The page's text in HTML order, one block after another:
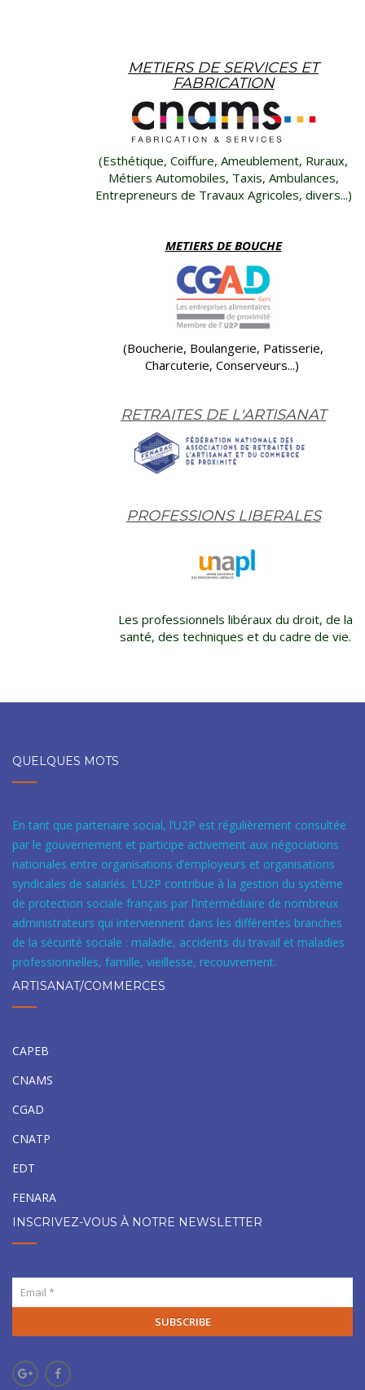
METIERS DE SERVICES ET
FABRICATION
(Esthétique, Coiffure, Ameublement, Ruraux,
Métiers Automobiles, Taxis, Ambulances,
Entrepreneurs de Travaux Agricoles, divers...)
METIERS DE BOUCHE
(Boucherie, Boulangerie, Patisserie,
Charcuterie, Conserveurs...)
RETRAITES DE L'ARTISANAT
PROFESSIONS LIBERALES
Les professionnels libéraux du droit, de la
santé, des techniques et du cadre de vie.
QUELQUES MOTS
En tant que partenaire social, l’U2P est régulièrement consultée
par le gouvernement et participe activement aux négociations
nationales entre organisations d’employeurs et organisations
syndicales de salariés. L’U2P contribue à la gestion du système
de protection sociale français par l’intermédiaire de nombreux
administrateurs qui interviennent dans les différentes branches
de la sécurité sociale : maladie, accidents du travail et maladies
professionnelles, famille, vieillesse, recouvrement.
ARTISANAT/COMMERCES
CAPEB
CNAMS
CGAD
CNATP
EDT
FENARA
INSCRIVEZ-VOUS À NOTRE NEWSLETTER
SUBSCRIBE